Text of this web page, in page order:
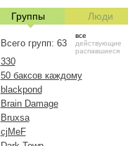
Группы Люди
Всего групп: 63
все
действующие
распавшиеся
330
50 баксов каждому
blackpond
Brain Damage
Bruxsa
cjMeF